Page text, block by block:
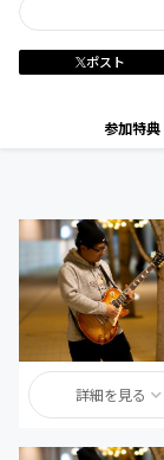
ポスト
参加特典
詳細を見る